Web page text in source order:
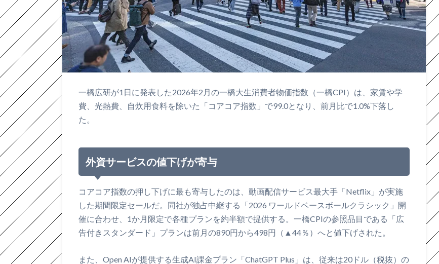
一橋広研が1日に発表した2026年2月の一橋大生消費者物価指数（一橋CPI）は、家賃や学
費、光熱費、自炊用食料を除いた「コアコア指数」で99.0となり、前月比で1.0%下落し
た。
外資サービスの値下げが寄与
コアコア指数の押し下げに最も寄与したのは、動画配信サービス最大手「Netflix」が実施
した期間限定セールだ。同社が独占中継する「2026 ワールドベースボールクラシック」開
催に合わせ、1か月限定で各種プランを約半額で提供する。一橋CPIの参照品目である「広
告付きスタンダード」プランは前月の890円から498円（▲44％）へと値下げされた。
また、Open AIが提供する生成AI課金プラン「ChatGPT Plus」は、従来は20ドル（税抜）の